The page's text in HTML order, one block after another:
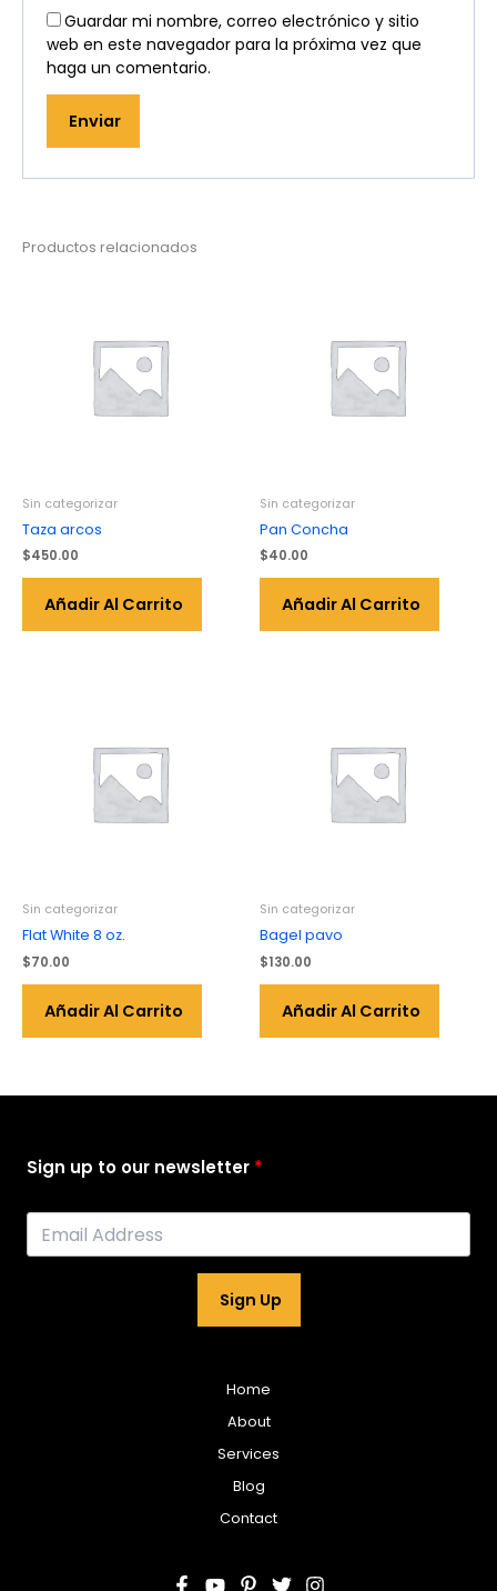
Guardar mi nombre, correo electrónico y sitio
web en este navegador para la próxima vez que
haga un comentario.
Productos relacionados
Sin categorizar
Taza arcos
$450.00
Añadir Al Carrito
Sin categorizar
Pan Concha
$40.00
Añadir Al Carrito
Sin categorizar
Flat White 8 oz.
$70.00
Añadir Al Carrito
Sin categorizar
Bagel pavo
$130.00
Añadir Al Carrito
Sign up to our newsletter
Sign Up
Home
About
Services
Blog
Contact